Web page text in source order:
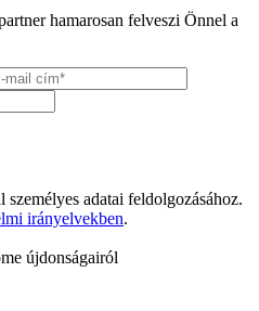
hamarosan felveszi Önnel a
adatai feldolgozásához.
irányelvekben.
újdonságairól